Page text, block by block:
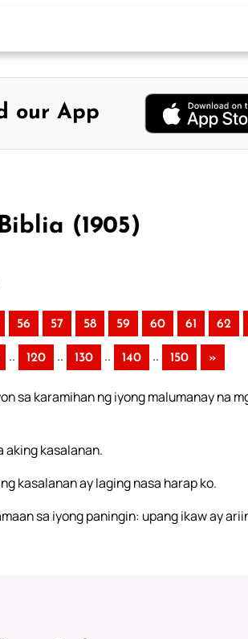
our App
(1905)
56 57 58 59 60 61 62
.. 120 .. 130 .. 140 .. 150 »
sa karamihan ng iyong malumanay na
aking kasalanan.
kasalanan ay laging nasa harap ko.
sa iyong paningin: upang ikaw ay